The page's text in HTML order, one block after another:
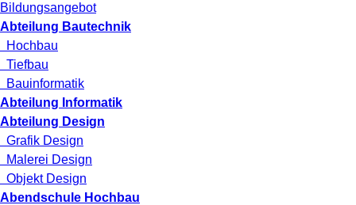
Bildungsangebot
Abteilung Bautechnik
Hochbau
Tiefbau
Bauinformatik
Abteilung Informatik
Abteilung Design
Grafik Design
Malerei Design
Objekt Design
Abendschule Hochbau